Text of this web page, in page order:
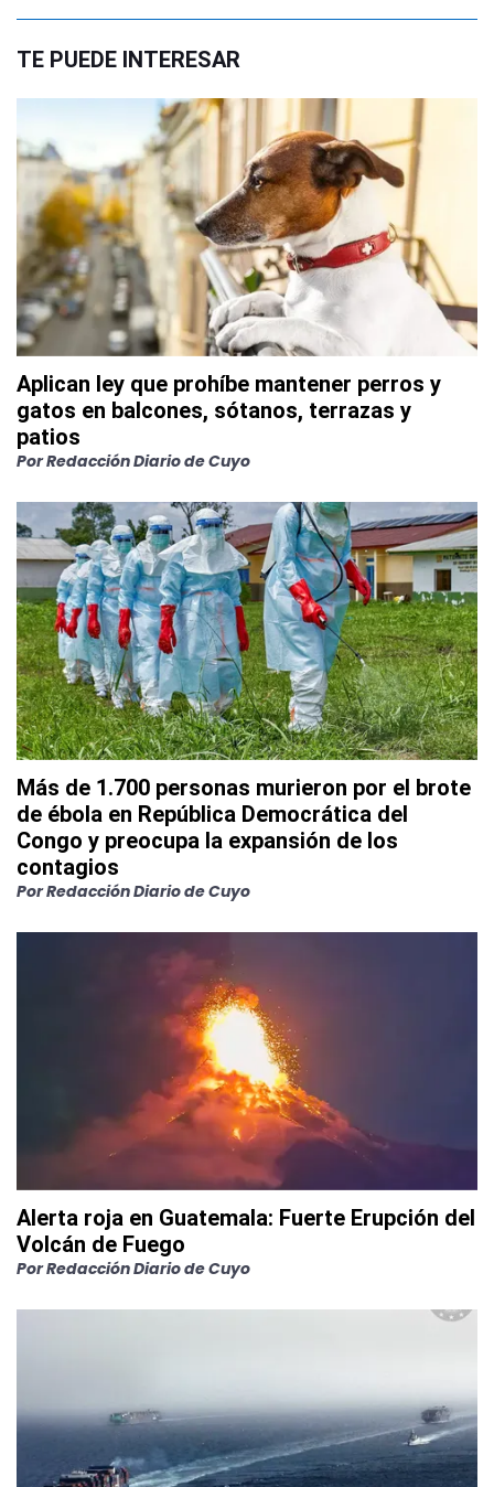
TE PUEDE INTERESAR
Aplican ley que prohíbe mantener perros y
gatos en balcones, sótanos, terrazas y
patios
PorRedacción Diario de Cuyo
Más de 1.700 personas murieron por el brote
de ébola en República Democrática del
Congo y preocupa la expansión de los
contagios
PorRedacción Diario de Cuyo
Alerta roja en Guatemala: Fuerte Erupción del
Volcán de Fuego
PorRedacción Diario de Cuyo